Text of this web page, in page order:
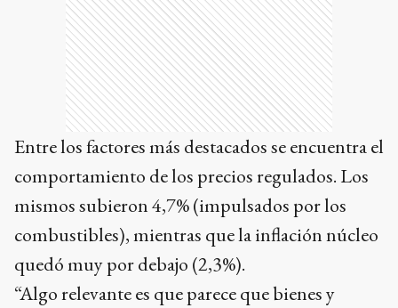
Entre los factores más destacados se encuentra el
comportamiento de los precios regulados. Los
mismos subieron 4,7% (impulsados por los
combustibles), mientras que la inflación núcleo
quedó muy por debajo (2,3%).
“Algo relevante es que parece que bienes y